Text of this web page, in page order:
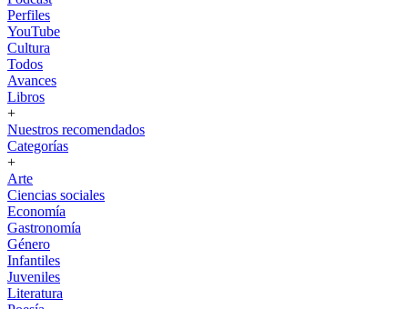
Perfiles
YouTube
Cultura
Todos
Avances
Libros
+
Nuestros recomendados
Categorías
+
Arte
Ciencias sociales
Economía
Gastronomía
Género
Infantiles
Juveniles
Literatura